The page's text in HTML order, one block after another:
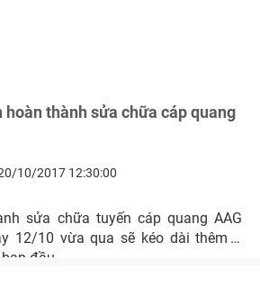
hoàn thành sửa chữa cáp quang
10/2017 12:30:00
sửa chữa tuyến cáp quang AAG
12/10 vừa qua sẽ kéo dài thêm 2
đầu.